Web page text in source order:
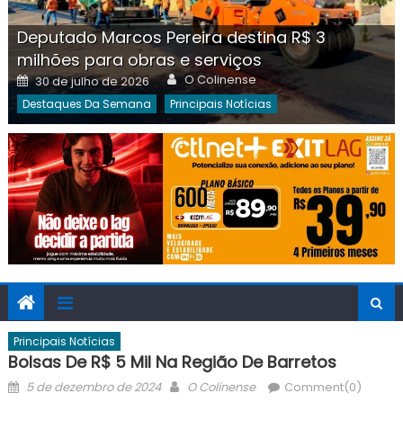
Deputado Marcos Pereira destina R$ 3
milhões para obras e serviços
Posted
on
30 de julho de 2026 Author
O Colinense
Destaques Da Semana Principais Notícias
Principais Notícias
Bolsas De R$ 5 Mil Na Região De Barretos
Posted
5 de dezembro de 2024 Author
O Colinense Comment(0)